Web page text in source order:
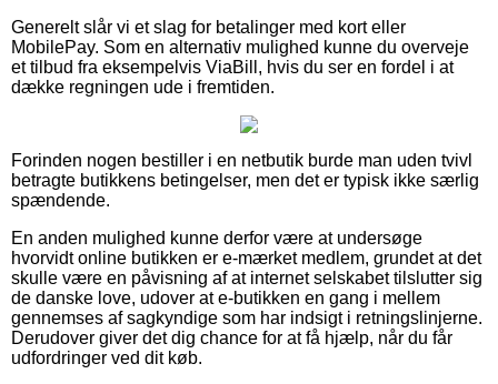
Generelt slår vi et slag for betalinger med kort eller
MobilePay. Som en alternativ mulighed kunne du overveje
et tilbud fra eksempelvis ViaBill, hvis du ser en fordel i at
dække regningen ude i fremtiden.
Forinden nogen bestiller i en netbutik burde man uden tvivl
betragte butikkens betingelser, men det er typisk ikke særlig
spændende.
En anden mulighed kunne derfor være at undersøge
hvorvidt online butikken er e-mærket medlem, grundet at det
skulle være en påvisning af at internet selskabet tilslutter sig
de danske love, udover at e-butikken en gang i mellem
gennemses af sagkyndige som har indsigt i retningslinjerne.
Derudover giver det dig chance for at få hjælp, når du får
udfordringer ved dit køb.